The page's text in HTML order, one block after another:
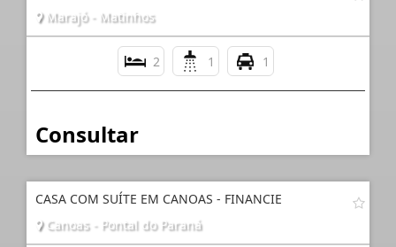
Marajó - Matinhos
2 1 1
Consultar
CASA COM SUÍTE EM CANOAS - FINANCIE
Canoas - Pontal do Paraná